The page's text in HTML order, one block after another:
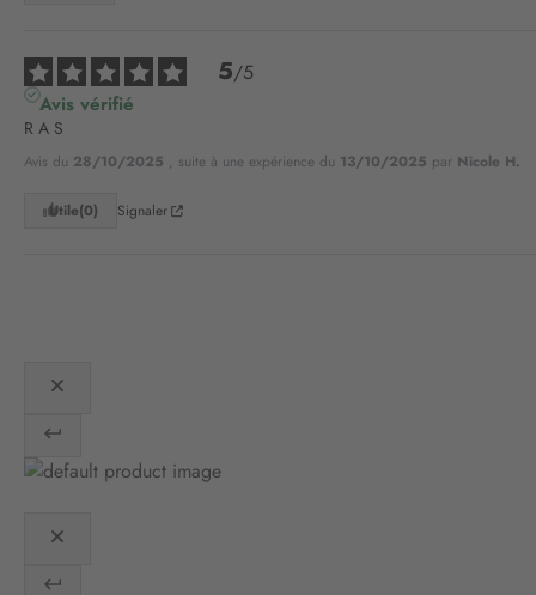
5/5
Avis vérifié
R A S
Avis du 28/10/2025 , suite à une expérience du 13/10/2025 par Nicole H.
Utile(0) Signaler